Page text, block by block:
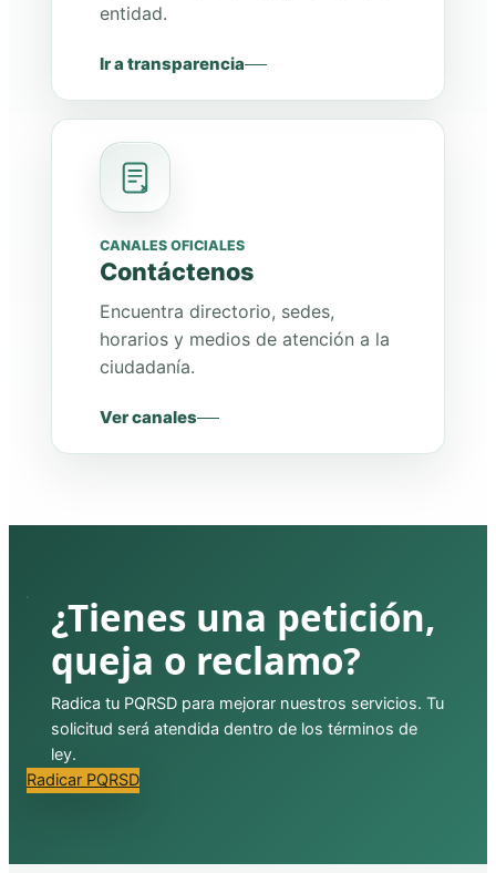
entidad.
Ir a transparencia
CANALES OFICIALES
Contáctenos
Encuentra directorio, sedes,
horarios y medios de atención a la
ciudadanía.
Ver canales
¿Tienes una petición,
queja o reclamo?
Radica tu PQRSD para mejorar nuestros servicios. Tu
solicitud será atendida dentro de los términos de
ley.
Radicar PQRSD